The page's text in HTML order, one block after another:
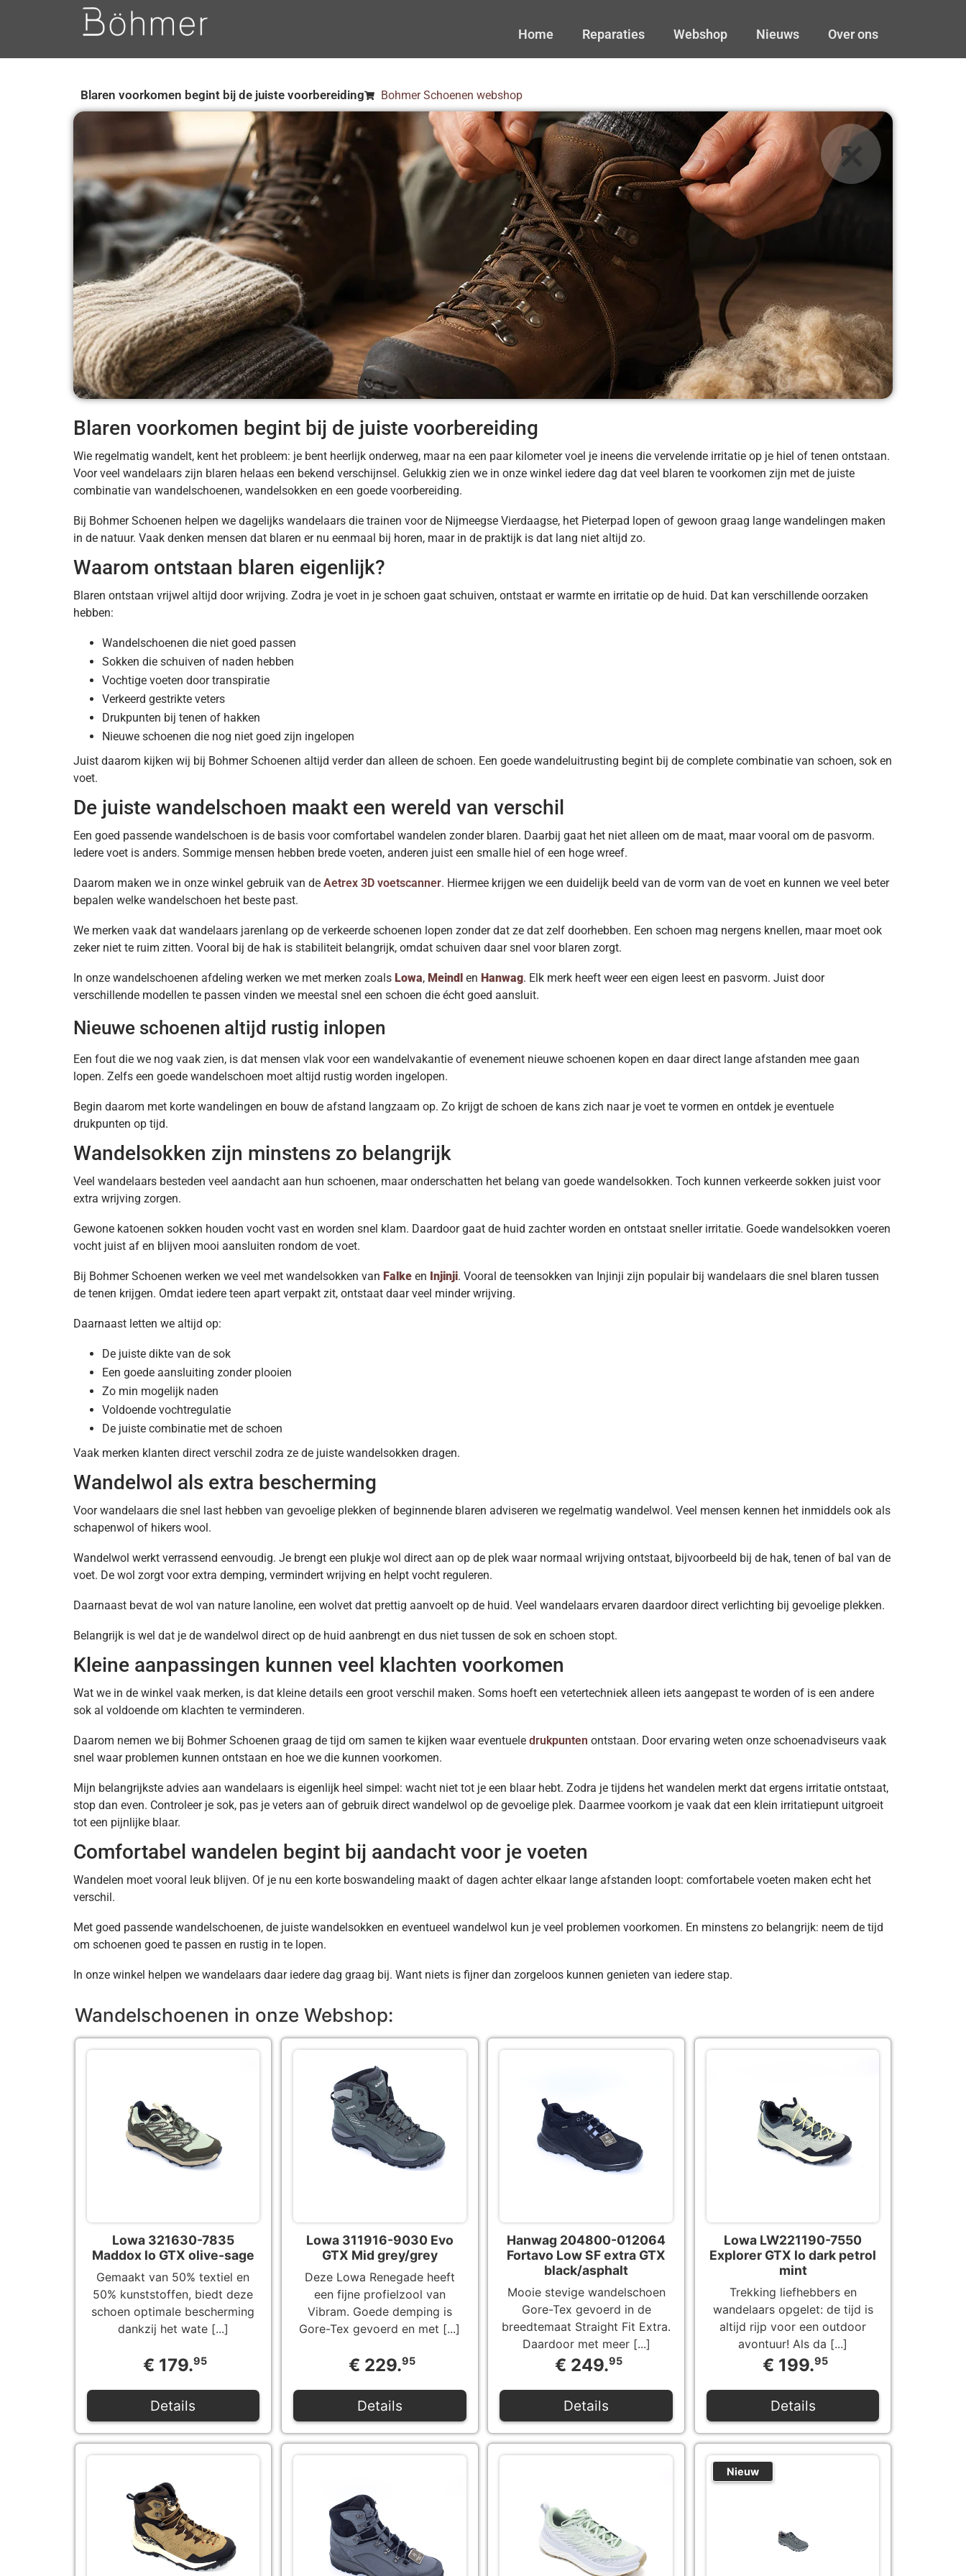
Home Reparaties Webshop Nieuws Over ons
Blaren voorkomen begint bij de juiste voorbereiding Bohmer Schoenen webshop
Blaren voorkomen begint bij de juiste voorbereiding
Wie regelmatig wandelt, kent het probleem: je bent heerlijk onderweg, maar na een paar kilometer voel je ineens die vervelende irritatie op je hiel of tenen ontstaan.
Voor veel wandelaars zijn blaren helaas een bekend verschijnsel. Gelukkig zien we in onze winkel iedere dag dat veel blaren te voorkomen zijn met de juiste
combinatie van wandelschoenen, wandelsokken en een goede voorbereiding.
Bij Bohmer Schoenen helpen we dagelijks wandelaars die trainen voor de Nijmeegse Vierdaagse, het Pieterpad lopen of gewoon graag lange wandelingen maken
in de natuur. Vaak denken mensen dat blaren er nu eenmaal bij horen, maar in de praktijk is dat lang niet altijd zo.
Waarom ontstaan blaren eigenlijk?
Blaren ontstaan vrijwel altijd door wrijving. Zodra je voet in je schoen gaat schuiven, ontstaat er warmte en irritatie op de huid. Dat kan verschillende oorzaken
hebben:
Wandelschoenen die niet goed passen
Sokken die schuiven of naden hebben
Vochtige voeten door transpiratie
Verkeerd gestrikte veters
Drukpunten bij tenen of hakken
Nieuwe schoenen die nog niet goed zijn ingelopen
Juist daarom kijken wij bij Bohmer Schoenen altijd verder dan alleen de schoen. Een goede wandeluitrusting begint bij de complete combinatie van schoen, sok en
voet.
De juiste wandelschoen maakt een wereld van verschil
Een goed passende wandelschoen is de basis voor comfortabel wandelen zonder blaren. Daarbij gaat het niet alleen om de maat, maar vooral om de pasvorm.
Iedere voet is anders. Sommige mensen hebben brede voeten, anderen juist een smalle hiel of een hoge wreef.
Daarom maken we in onze winkel gebruik van de Aetrex 3D voetscanner. Hiermee krijgen we een duidelijk beeld van de vorm van de voet en kunnen we veel beter
bepalen welke wandelschoen het beste past.
We merken vaak dat wandelaars jarenlang op de verkeerde schoenen lopen zonder dat ze dat zelf doorhebben. Een schoen mag nergens knellen, maar moet ook
zeker niet te ruim zitten. Vooral bij de hak is stabiliteit belangrijk, omdat schuiven daar snel voor blaren zorgt.
In onze wandelschoenen afdeling werken we met merken zoals Lowa, Meindl en Hanwag. Elk merk heeft weer een eigen leest en pasvorm. Juist door
verschillende modellen te passen vinden we meestal snel een schoen die écht goed aansluit.
Nieuwe schoenen altijd rustig inlopen
Een fout die we nog vaak zien, is dat mensen vlak voor een wandelvakantie of evenement nieuwe schoenen kopen en daar direct lange afstanden mee gaan
lopen. Zelfs een goede wandelschoen moet altijd rustig worden ingelopen.
Begin daarom met korte wandelingen en bouw de afstand langzaam op. Zo krijgt de schoen de kans zich naar je voet te vormen en ontdek je eventuele
drukpunten op tijd.
Wandelsokken zijn minstens zo belangrijk
Veel wandelaars besteden veel aandacht aan hun schoenen, maar onderschatten het belang van goede wandelsokken. Toch kunnen verkeerde sokken juist voor
extra wrijving zorgen.
Gewone katoenen sokken houden vocht vast en worden snel klam. Daardoor gaat de huid zachter worden en ontstaat sneller irritatie. Goede wandelsokken voeren
vocht juist af en blijven mooi aansluiten rondom de voet.
Bij Bohmer Schoenen werken we veel met wandelsokken van Falke en Injinji. Vooral de teensokken van Injinji zijn populair bij wandelaars die snel blaren tussen
de tenen krijgen. Omdat iedere teen apart verpakt zit, ontstaat daar veel minder wrijving.
Daarnaast letten we altijd op:
De juiste dikte van de sok
Een goede aansluiting zonder plooien
Zo min mogelijk naden
Voldoende vochtregulatie
De juiste combinatie met de schoen
Vaak merken klanten direct verschil zodra ze de juiste wandelsokken dragen.
Wandelwol als extra bescherming
Voor wandelaars die snel last hebben van gevoelige plekken of beginnende blaren adviseren we regelmatig wandelwol. Veel mensen kennen het inmiddels ook als
schapenwol of hikers wool.
Wandelwol werkt verrassend eenvoudig. Je brengt een plukje wol direct aan op de plek waar normaal wrijving ontstaat, bijvoorbeeld bij de hak, tenen of bal van de
voet. De wol zorgt voor extra demping, vermindert wrijving en helpt vocht reguleren.
Daarnaast bevat de wol van nature lanoline, een wolvet dat prettig aanvoelt op de huid. Veel wandelaars ervaren daardoor direct verlichting bij gevoelige plekken.
Belangrijk is wel dat je de wandelwol direct op de huid aanbrengt en dus niet tussen de sok en schoen stopt.
Kleine aanpassingen kunnen veel klachten voorkomen
Wat we in de winkel vaak merken, is dat kleine details een groot verschil maken. Soms hoeft een vetertechniek alleen iets aangepast te worden of is een andere
sok al voldoende om klachten te verminderen.
Daarom nemen we bij Bohmer Schoenen graag de tijd om samen te kijken waar eventuele drukpunten ontstaan. Door ervaring weten onze schoenadviseurs vaak
snel waar problemen kunnen ontstaan en hoe we die kunnen voorkomen.
Mijn belangrijkste advies aan wandelaars is eigenlijk heel simpel: wacht niet tot je een blaar hebt. Zodra je tijdens het wandelen merkt dat ergens irritatie ontstaat,
stop dan even. Controleer je sok, pas je veters aan of gebruik direct wandelwol op de gevoelige plek. Daarmee voorkom je vaak dat een klein irritatiepunt uitgroeit
tot een pijnlijke blaar.
Comfortabel wandelen begint bij aandacht voor je voeten
Wandelen moet vooral leuk blijven. Of je nu een korte boswandeling maakt of dagen achter elkaar lange afstanden loopt: comfortabele voeten maken echt het
verschil.
Met goed passende wandelschoenen, de juiste wandelsokken en eventueel wandelwol kun je veel problemen voorkomen. En minstens zo belangrijk: neem de tijd
om schoenen goed te passen en rustig in te lopen.
In onze winkel helpen we wandelaars daar iedere dag graag bij. Want niets is fijner dan zorgeloos kunnen genieten van iedere stap.
Wandelschoenen in onze Webshop:
Lowa 321630-7835
Maddox lo GTX olive-sage
Gemaakt van 50% textiel en
50% kunststoffen, biedt deze
schoen optimale bescherming
dankzij het wate [...]
€ 179.95
Details
Lowa 311916-9030 Evo
GTX Mid grey/grey
Deze Lowa Renegade heeft
een fijne profielzool van
Vibram. Goede demping is
Gore-Tex gevoerd en met [...]
€ 229.95
Details
Hanwag 204800-012064
Fortavo Low SF extra GTX
black/asphalt
Mooie stevige wandelschoen
Gore-Tex gevoerd in de
breedtemaat Straight Fit Extra.
Daardoor met meer [...]
€ 249.95
Details
Lowa LW221190-7550
Explorer GTX lo dark petrol
mint
Trekking liefhebbers en
wandelaars opgelet: de tijd is
altijd rijp voor een outdoor
avontuur! Als da [...]
€ 199.95
Details
Nieuw